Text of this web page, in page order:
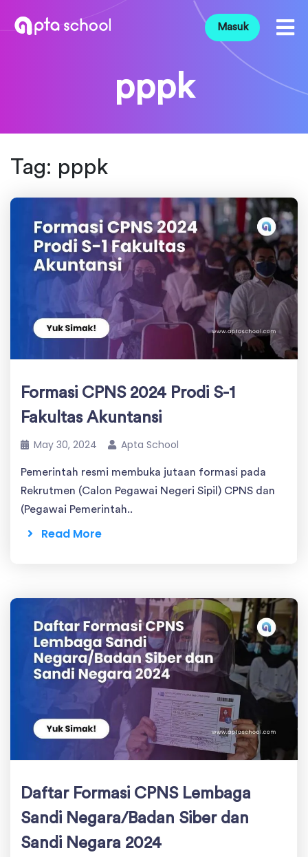
Masuk
pppk
Tag: pppk
Formasi CPNS 2024 Prodi S-1
Fakultas Akuntansi
May 30, 2024 Apta School
Pemerintah resmi membuka jutaan formasi pada
Rekrutmen (Calon Pegawai Negeri Sipil) CPNS dan
(Pegawai Pemerintah..
Read More
Daftar Formasi CPNS Lembaga
Sandi Negara/Badan Siber dan
Sandi Negara 2024